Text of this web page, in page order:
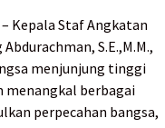
– Kepala Staf Angkatan
S.E.,M.M.,
menjunjung tinggi
menangkal berbagai
perpecahan bangsa,